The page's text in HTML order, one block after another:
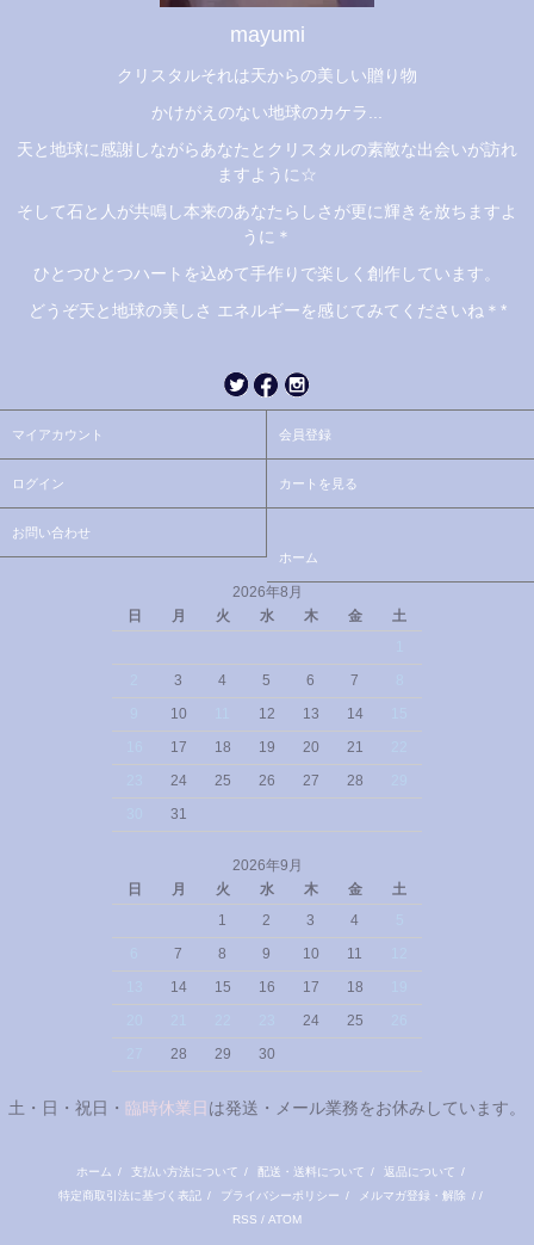
mayumi
クリスタルそれは天からの美しい贈り物
かけがえのない地球のカケラ...
天と地球に感謝しながらあなたとクリスタルの素敵な出会いが訪れ
ますように☆
そして石と人が共鳴し本来のあなたらしさが更に輝きを放ちますよ
うに＊
ひとつひとつハートを込めて手作りで楽しく創作しています。
どうぞ天と地球の美しさ エネルギーを感じてみてくださいね＊*
マイアカウント 会員登録
ログイン カートを見る
お問い合わせ
ホーム
2026年8月
日
月 火 水 木 金
土
3 4 5 6 7
10 12 13 14
17 18 19 20 21
24 25 26 27 28
31
2026年9月
日
月 火 水 木 金
土
1
2 3 4
7 8 9 10 11
14 15 16 17 18
24 25
28 29 30
土・日・祝日・ 臨時休業日 は発送・メール業務をお休みしています。
ホーム / 支払い方法について / 配送・送料について / 返品について /
特定商取引法に基づく表記 / プライバシーポリシー / メルマガ登録・解除 / /
RSS / ATOM